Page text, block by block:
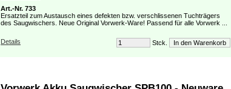
Art.-Nr. 733
Ersatzteil zum Austausch eines defekten bzw. verschlissenen Tuchträgers
des Saugwischers. Neue Original Vorwerk-Ware! Passend für alle Vorwerk ...
Details Stck.